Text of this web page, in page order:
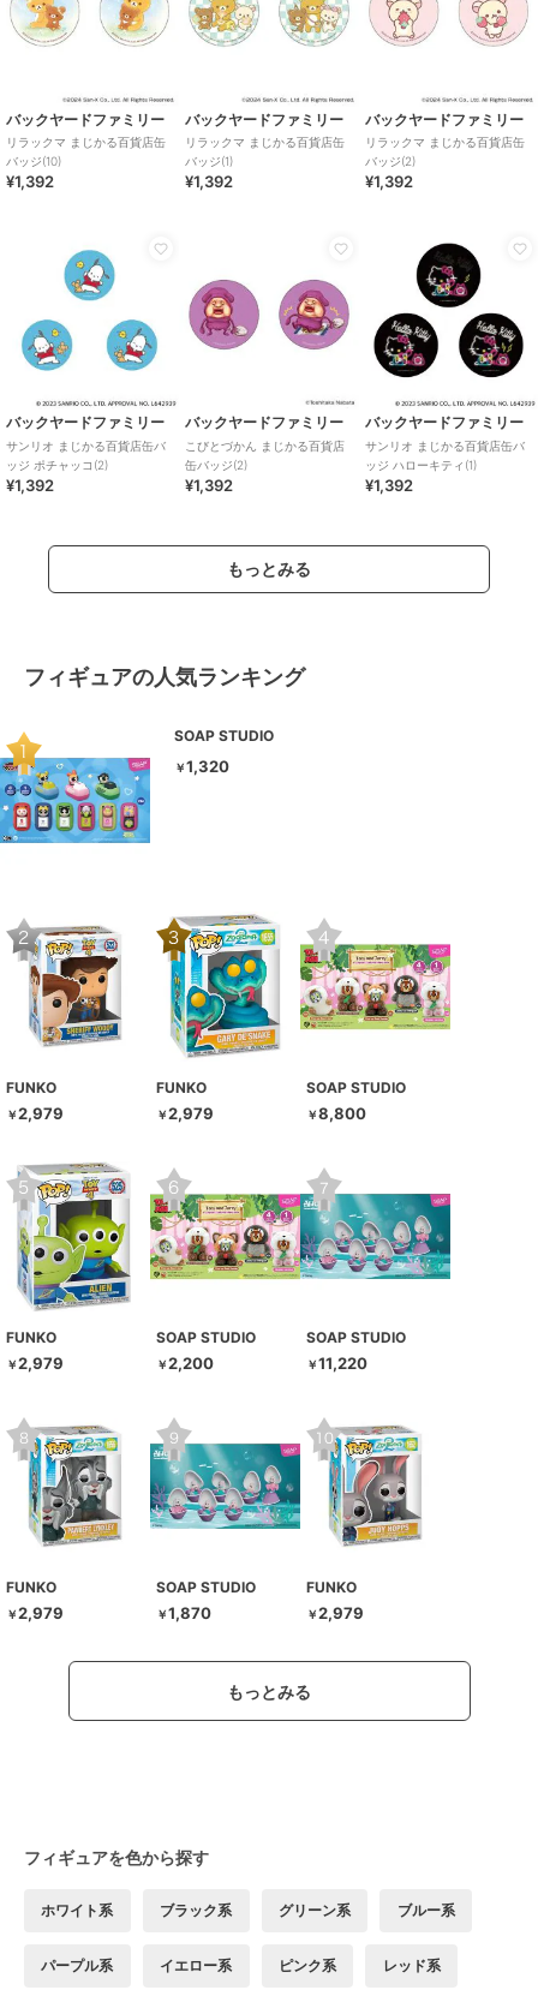
バックヤードファミリー
リラックマ まじかる百貨店缶
バッジ(10)
¥1,392
バックヤードファミリー
リラックマ まじかる百貨店缶
バッジ(1)
¥1,392
バックヤードファミリー
リラックマ まじかる百貨店缶
バッジ(2)
¥1,392
バックヤードファミリー
サンリオ まじかる百貨店缶バ
ッジ ポチャッコ(2)
¥1,392
バックヤードファミリー
こびとづかん まじかる百貨店
缶バッジ(2)
¥1,392
バックヤードファミリー
サンリオ まじかる百貨店缶バ
ッジ ハローキティ(1)
¥1,392
もっとみる
フィギュアの人気ランキング
SOAP STUDIO
￥1,320
FUNKO
￥2,979
FUNKO
￥2,979
SOAP STUDIO
￥8,800
FUNKO
￥2,979
SOAP STUDIO
￥2,200
SOAP STUDIO
￥11,220
FUNKO
￥2,979
SOAP STUDIO
￥1,870
FUNKO
￥2,979
もっとみる
フィギュアを色から探す
ホワイト系 ブラック系 グリーン系 ブルー系
パープル系 イエロー系 ピンク系 レッド系